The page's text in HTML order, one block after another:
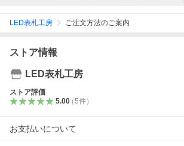
LED表札工房 ご注文方法のご案内
ストア情報
LED表札工房
ストア評価
5.00（5件）
お支払いについて